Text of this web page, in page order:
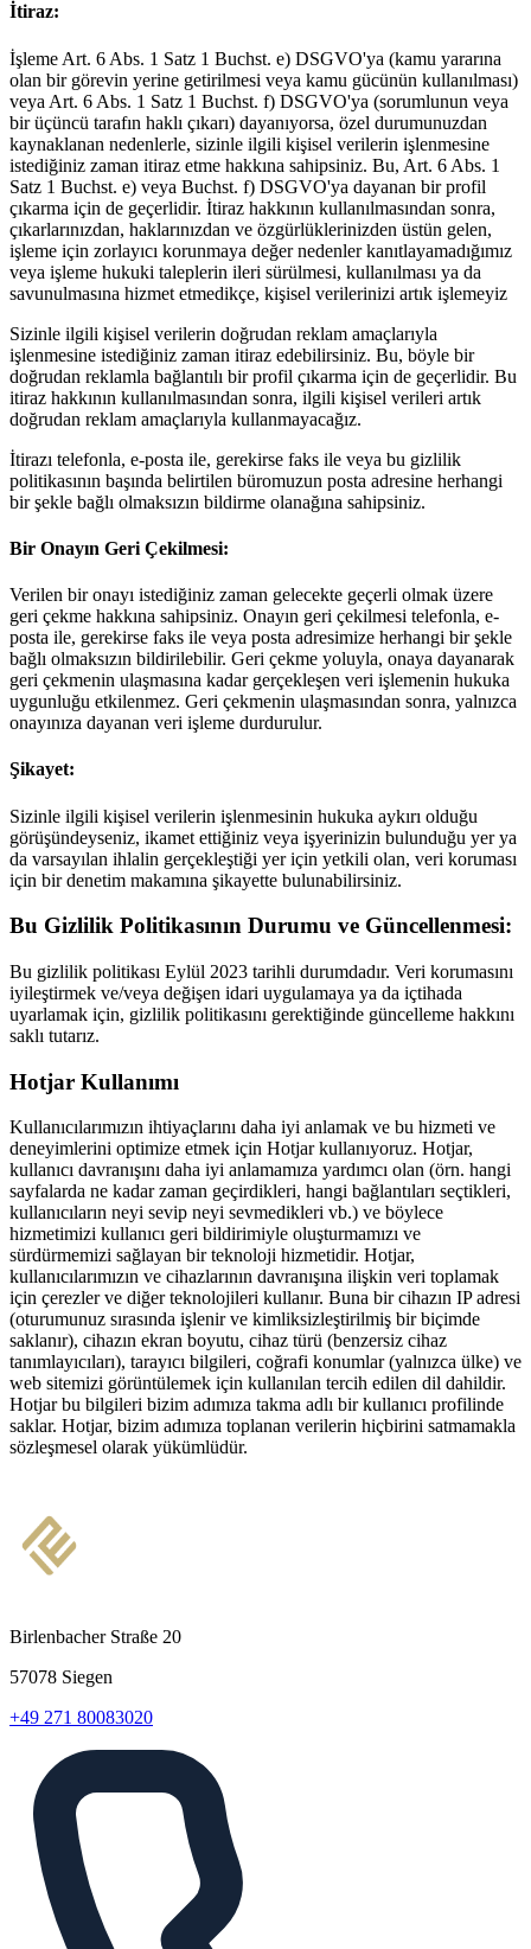
İtiraz:
İşleme Art. 6 Abs. 1 Satz 1 Buchst. e) DSGVO'ya (kamu yararına
olan bir görevin yerine getirilmesi veya kamu gücünün kullanılması)
veya Art. 6 Abs. 1 Satz 1 Buchst. f) DSGVO'ya (sorumlunun veya
bir üçüncü tarafın haklı çıkarı) dayanıyorsa, özel durumunuzdan
kaynaklanan nedenlerle, sizinle ilgili kişisel verilerin işlenmesine
istediğiniz zaman itiraz etme hakkına sahipsiniz. Bu, Art. 6 Abs. 1
Satz 1 Buchst. e) veya Buchst. f) DSGVO'ya dayanan bir profil
çıkarma için de geçerlidir. İtiraz hakkının kullanılmasından sonra,
çıkarlarınızdan, haklarınızdan ve özgürlüklerinizden üstün gelen,
işleme için zorlayıcı korunmaya değer nedenler kanıtlayamadığımız
veya işleme hukuki taleplerin ileri sürülmesi, kullanılması ya da
savunulmasına hizmet etmedikçe, kişisel verilerinizi artık işlemeyiz
Sizinle ilgili kişisel verilerin doğrudan reklam amaçlarıyla
işlenmesine istediğiniz zaman itiraz edebilirsiniz. Bu, böyle bir
doğrudan reklamla bağlantılı bir profil çıkarma için de geçerlidir. Bu
itiraz hakkının kullanılmasından sonra, ilgili kişisel verileri artık
doğrudan reklam amaçlarıyla kullanmayacağız.
İtirazı telefonla, e-posta ile, gerekirse faks ile veya bu gizlilik
politikasının başında belirtilen büromuzun posta adresine herhangi
bir şekle bağlı olmaksızın bildirme olanağına sahipsiniz.
Bir Onayın Geri Çekilmesi:
Verilen bir onayı istediğiniz zaman gelecekte geçerli olmak üzere
geri çekme hakkına sahipsiniz. Onayın geri çekilmesi telefonla, e-
posta ile, gerekirse faks ile veya posta adresimize herhangi bir şekle
bağlı olmaksızın bildirilebilir. Geri çekme yoluyla, onaya dayanarak
geri çekmenin ulaşmasına kadar gerçekleşen veri işlemenin hukuka
uygunluğu etkilenmez. Geri çekmenin ulaşmasından sonra, yalnızca
onayınıza dayanan veri işleme durdurulur.
Şikayet:
Sizinle ilgili kişisel verilerin işlenmesinin hukuka aykırı olduğu
görüşündeyseniz, ikamet ettiğiniz veya işyerinizin bulunduğu yer ya
da varsayılan ihlalin gerçekleştiği yer için yetkili olan, veri koruması
için bir denetim makamına şikayette bulunabilirsiniz.
Bu Gizlilik Politikasının Durumu ve Güncellenmesi:
Bu gizlilik politikası Eylül 2023 tarihli durumdadır. Veri korumasını
iyileştirmek ve/veya değişen idari uygulamaya ya da içtihada
uyarlamak için, gizlilik politikasını gerektiğinde güncelleme hakkını
saklı tutarız.
Hotjar Kullanımı
Kullanıcılarımızın ihtiyaçlarını daha iyi anlamak ve bu hizmeti ve
deneyimlerini optimize etmek için Hotjar kullanıyoruz. Hotjar,
kullanıcı davranışını daha iyi anlamamıza yardımcı olan (örn. hangi
sayfalarda ne kadar zaman geçirdikleri, hangi bağlantıları seçtikleri,
kullanıcıların neyi sevip neyi sevmedikleri vb.) ve böylece
hizmetimizi kullanıcı geri bildirimiyle oluşturmamızı ve
sürdürmemizi sağlayan bir teknoloji hizmetidir. Hotjar,
kullanıcılarımızın ve cihazlarının davranışına ilişkin veri toplamak
için çerezler ve diğer teknolojileri kullanır. Buna bir cihazın IP adresi
(oturumunuz sırasında işlenir ve kimliksizleştirilmiş bir biçimde
saklanır), cihazın ekran boyutu, cihaz türü (benzersiz cihaz
tanımlayıcıları), tarayıcı bilgileri, coğrafi konumlar (yalnızca ülke) ve
web sitemizi görüntülemek için kullanılan tercih edilen dil dahildir.
Hotjar bu bilgileri bizim adımıza takma adlı bir kullanıcı profilinde
saklar. Hotjar, bizim adımıza toplanan verilerin hiçbirini satmamakla
sözleşmesel olarak yükümlüdür.
Birlenbacher Straße 20
57078 Siegen
+49 271 80083020